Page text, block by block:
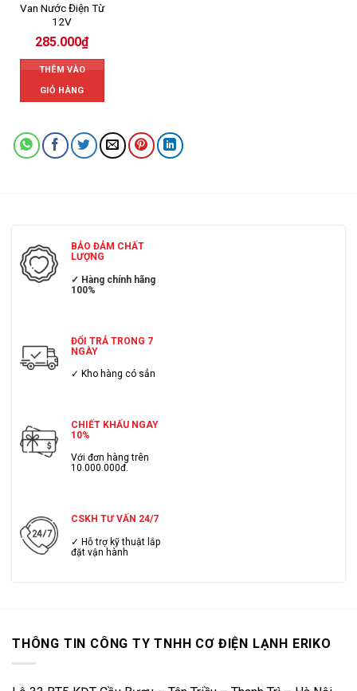
Van Nước Điện Từ
12V
285.000₫
THÊM VÀO
GIỎ HÀNG
BẢO ĐẢM CHẤT
LƯỢNG
✓ Hàng chính hãng
100%
ĐỔI TRẢ TRONG 7
NGÀY
✓ Kho hàng có sẳn
CHIẾT KHẤU NGAY
10%
Với đơn hàng trên
10.000.000đ.
CSKH TƯ VẤN 24/7
✓ Hỗ trợ kỹ thuật lắp
đặt vận hành
THÔNG TIN CÔNG TY TNHH CƠ ĐIỆN LẠNH ERIKO